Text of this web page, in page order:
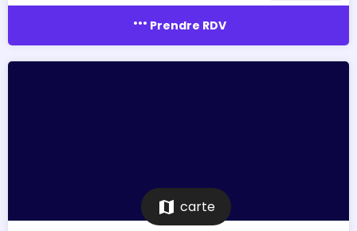
more_horiz Prendre RDV
map carte